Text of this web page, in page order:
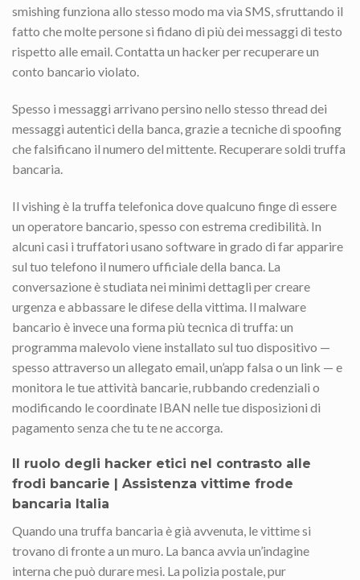
smishing funziona allo stesso modo ma via SMS, sfruttando il
fatto che molte persone si fidano di più dei messaggi di testo
rispetto alle email. Contatta un hacker per recuperare un
conto bancario violato.
Spesso i messaggi arrivano persino nello stesso thread dei
messaggi autentici della banca, grazie a tecniche di spoofing
che falsificano il numero del mittente. Recuperare soldi truffa
bancaria.
Il vishing è la truffa telefonica dove qualcuno finge di essere
un operatore bancario, spesso con estrema credibilità. In
alcuni casi i truffatori usano software in grado di far apparire
sul tuo telefono il numero ufficiale della banca. La
conversazione è studiata nei minimi dettagli per creare
urgenza e abbassare le difese della vittima. Il malware
bancario è invece una forma più tecnica di truffa: un
programma malevolo viene installato sul tuo dispositivo —
spesso attraverso un allegato email, un’app falsa o un link — e
monitora le tue attività bancarie, rubbando credenziali o
modificando le coordinate IBAN nelle tue disposizioni di
pagamento senza che tu te ne accorga.
Il ruolo degli hacker etici nel contrasto alle
frodi bancarie | Assistenza vittime frode
bancaria Italia
Quando una truffa bancaria è già avvenuta, le vittime si
trovano di fronte a un muro. La banca avvia un’indagine
interna che può durare mesi. La polizia postale, pur